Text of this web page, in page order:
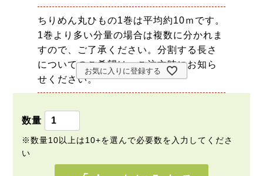
ちりめん丸ひもの1巻は平均約10ｍです。
1巻より多い分量の場合は複数に分かれま
すので、ご了承ください。分割する長さ
についてのご希望は、ご注文時にお知ら
せください。
お気に入りに登録する